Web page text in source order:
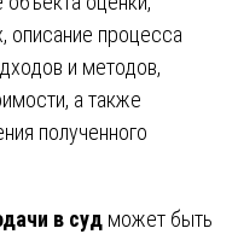
описание процесса
и методов,
а также
полученного
в суд может быть